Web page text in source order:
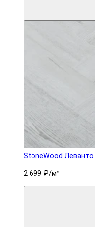
StoneWood Леванто
2 699 ₽/м²